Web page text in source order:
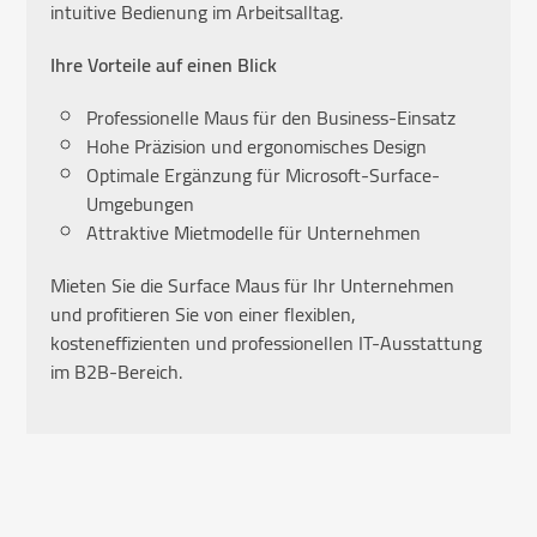
intuitive Bedienung im Arbeitsalltag.
Ihre Vorteile auf einen Blick
Professionelle Maus für den Business-Einsatz
Hohe Präzision und ergonomisches Design
Optimale Ergänzung für Microsoft-Surface-
Umgebungen
Attraktive Mietmodelle für Unternehmen
Mieten Sie die Surface Maus für Ihr Unternehmen
und profitieren Sie von einer flexiblen,
kosteneffizienten und professionellen IT-Ausstattung
im B2B-Bereich.